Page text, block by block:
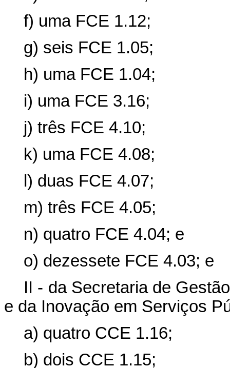
f) uma FCE 1.12;
g) seis FCE 1.05;
h) uma FCE 1.04;
i) uma FCE 3.16;
j) três FCE 4.10;
k) uma FCE 4.08;
l) duas FCE 4.07;
m) três FCE 4.05;
n) quatro FCE 4.04; e
o) dezessete FCE 4.03; e
II - da Secretaria de
e da Inovação em Serviços
a) quatro CCE 1.16;
b) dois CCE 1.15;